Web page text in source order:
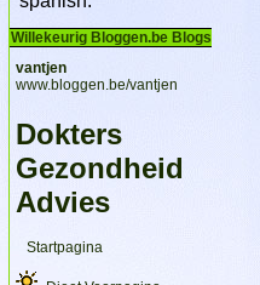
Willekeurig Bloggen.be Blogs
vantjen
www.bloggen.be/vantjen
Dokters
Gezondheid
Advies
Startpagina